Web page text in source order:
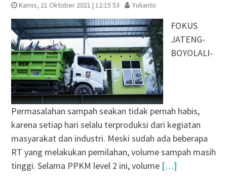
Kamis, 21 Oktober 2021 | 12:15 53 Yulianto
FOKUS
JATENG-
BOYOLALI-
Permasalahan sampah seakan tidak pernah habis,
karena setiap hari selalu terproduksi dari kegiatan
masyarakat dan industri. Meski sudah ada beberapa
RT yang melakukan pemilahan, volume sampah masih
tinggi. Selama PPKM level 2 ini, volume […]